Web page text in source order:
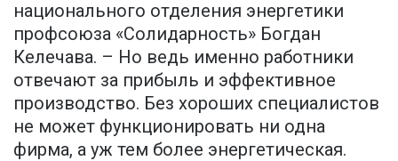
национального отделения энергетики
профсоюза «Солидарность» Богдан
Келечава. – Но ведь именно работники
отвечают за прибыль и эффективное
производство. Без хороших специалистов
не может функционировать ни одна
фирма, а уж тем более энергетическая.